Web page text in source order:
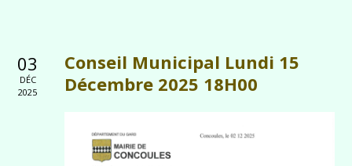
03
DÉC
2025
Conseil Municipal Lundi 15
Décembre 2025 18H00